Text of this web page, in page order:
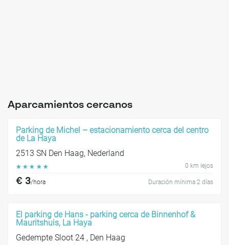
Aparcamientos cercanos
Parking de Michel – estacionamiento cerca del centro
de La Haya
2513 SN Den Haag, Nederland
☆ ☆ ☆ ☆ ☆ 0 km lejos
€ 3/hora Duración mínima 2 días
El parking de Hans - parking cerca de Binnenhof &
Mauritshuis, La Haya
Gedempte Sloot 24 , Den Haag